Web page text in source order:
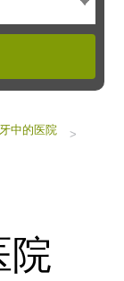
中的医院
>
院